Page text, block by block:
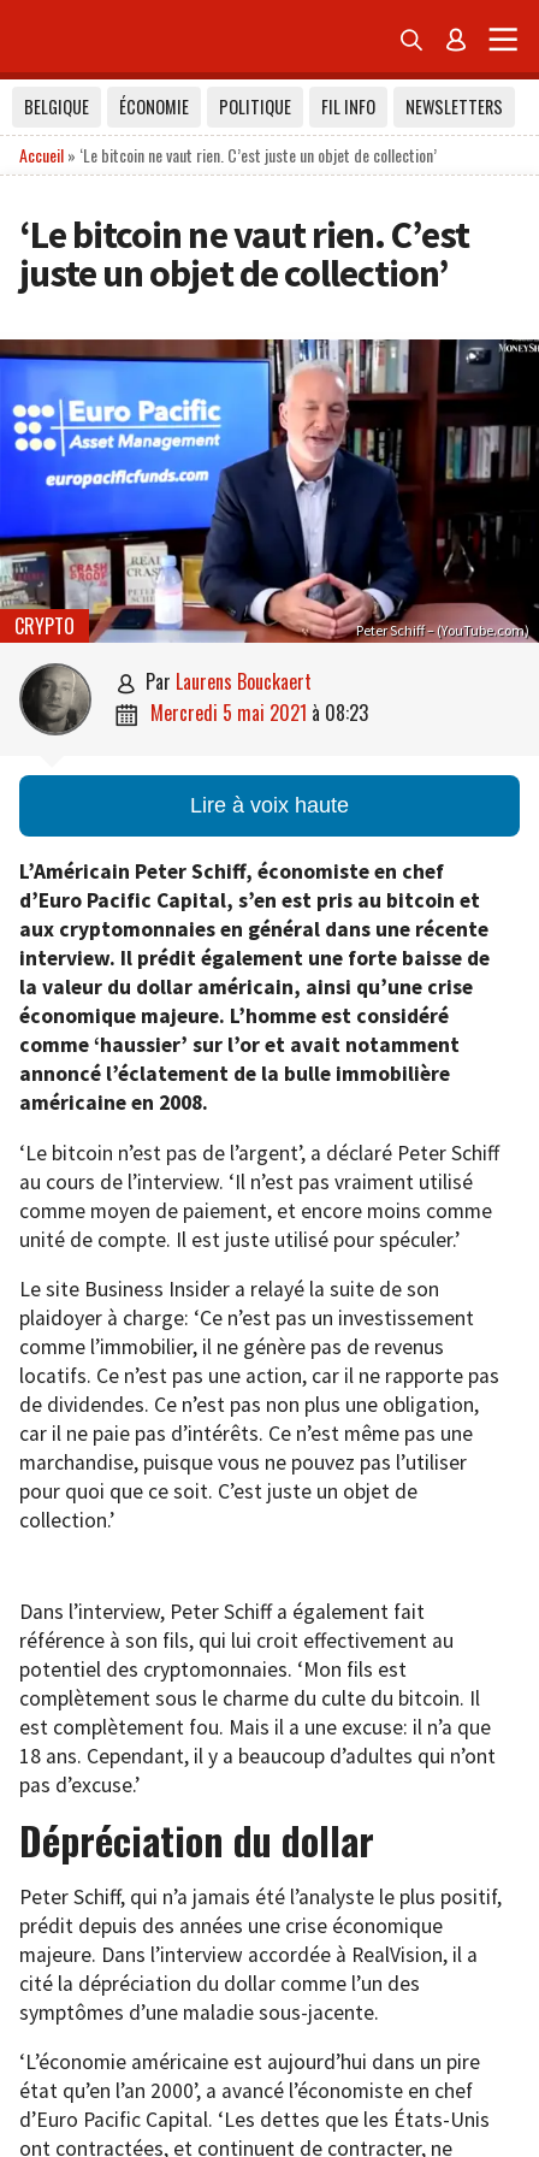
 
BELGIQUE ÉCONOMIE POLITIQUE FIL INFO
NEWSLETTERS
Accueil» ‘Le bitcoin ne vaut rien. C’est juste un objet de collection’
‘Le bitcoin ne vaut rien. C’est
juste un objet de collection’
Peter Schiff – (YouTube.com)
CRYPTO
 par Laurens Bouckaert
 mercredi 5 mai 2021 à 08:23
Lire à voix haute
L’Américain Peter Schiff, économiste en chef
d’Euro Pacific Capital, s’en est pris au bitcoin et
aux cryptomonnaies en général dans une récente
interview. Il prédit également une forte baisse de
la valeur du dollar américain, ainsi qu’une crise
économique majeure. L’homme est considéré
comme ‘haussier’ sur l’or et avait notamment
annoncé l’éclatement de la bulle immobilière
américaine en 2008.
‘Le bitcoin n’est pas de l’argent’, a déclaré Peter Schiff
au cours de l’interview. ‘Il n’est pas vraiment utilisé
comme moyen de paiement, et encore moins comme
unité de compte. Il est juste utilisé pour spéculer.’
Le site Business Insider a relayé la suite de son
plaidoyer à charge: ‘Ce n’est pas un investissement
comme l’immobilier, il ne génère pas de revenus
locatifs. Ce n’est pas une action, car il ne rapporte pas
de dividendes. Ce n’est pas non plus une obligation,
car il ne paie pas d’intérêts. Ce n’est même pas une
marchandise, puisque vous ne pouvez pas l’utiliser
pour quoi que ce soit. C’est juste un objet de
collection.’
Dans l’interview, Peter Schiff a également fait
référence à son fils, qui lui croit effectivement au
potentiel des cryptomonnaies. ‘Mon fils est
complètement sous le charme du culte du bitcoin. Il
est complètement fou. Mais il a une excuse: il n’a que
18 ans. Cependant, il y a beaucoup d’adultes qui n’ont
pas d’excuse.’
Dépréciation du dollar
Peter Schiff, qui n’a jamais été l’analyste le plus positif,
prédit depuis des années une crise économique
majeure. Dans l’interview accordée à RealVision, il a
cité la dépréciation du dollar comme l’un des
symptômes d’une maladie sous-jacente.
‘L’économie américaine est aujourd’hui dans un pire
état qu’en l’an 2000’, a avancé l’économiste en chef
d’Euro Pacific Capital. ‘Les dettes que les États-Unis
ont contractées, et continuent de contracter, ne